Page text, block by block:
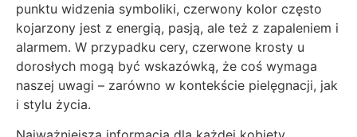
punktu widzenia symboliki, czerwony kolor często
kojarzony jest z energią, pasją, ale też z zapaleniem i
alarmem. W przypadku cery, czerwone krosty u
dorosłych mogą być wskazówką, że coś wymaga
naszej uwagi – zarówno w kontekście pielęgnacji, jak
i stylu życia.